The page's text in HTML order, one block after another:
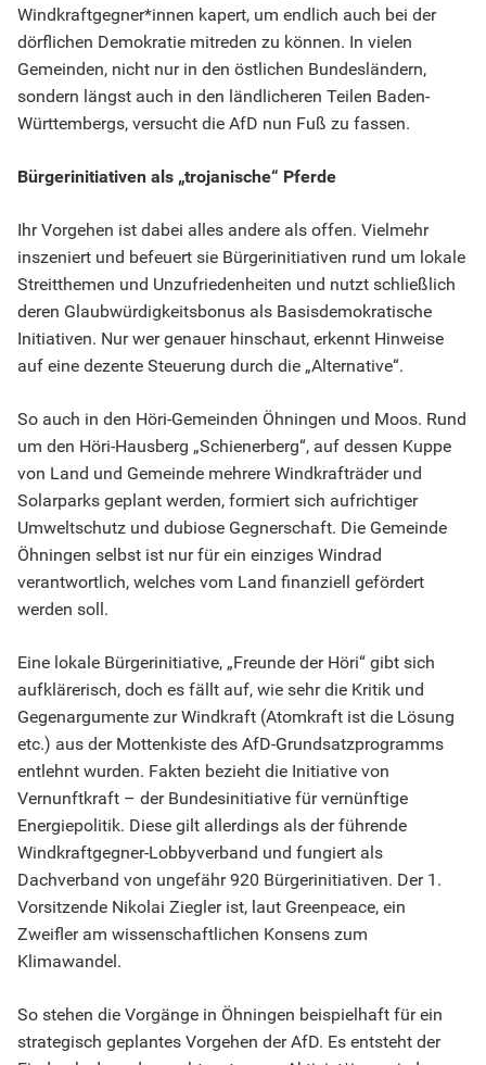
Windkraftgegner*innen kapert, um endlich auch bei der
dörflichen Demokratie mitreden zu können. In vielen
Gemeinden, nicht nur in den östlichen Bundesländern,
sondern längst auch in den ländlicheren Teilen Baden-
Württembergs, versucht die AfD nun Fuß zu fassen.
Bürgerinitiativen als „trojanische“ Pferde
Ihr Vorgehen ist dabei alles andere als offen. Vielmehr
inszeniert und befeuert sie Bürgerinitiativen rund um lokale
Streitthemen und Unzufriedenheiten und nutzt schließlich
deren Glaubwürdigkeitsbonus als Basisdemokratische
Initiativen. Nur wer genauer hinschaut, erkennt Hinweise
auf eine dezente Steuerung durch die „Alternative“.
So auch in den Höri-Gemeinden Öhningen und Moos. Rund
um den Höri-Hausberg „Schienerberg“, auf dessen Kuppe
von Land und Gemeinde mehrere Windkrafträder und
Solarparks geplant werden, formiert sich aufrichtiger
Umweltschutz und dubiose Gegnerschaft. Die Gemeinde
Öhningen selbst ist nur für ein einziges Windrad
verantwortlich, welches vom Land finanziell gefördert
werden soll.
Eine lokale Bürgerinitiative, „Freunde der Höri“ gibt sich
aufklärerisch, doch es fällt auf, wie sehr die Kritik und
Gegenargumente zur Windkraft (Atomkraft ist die Lösung
etc.) aus der Mottenkiste des AfD-Grundsatzprogramms
entlehnt wurden. Fakten bezieht die Initiative von
Vernunftkraft – der Bundesinitiative für vernünftige
Energiepolitik. Diese gilt allerdings als der führende
Windkraftgegner-Lobbyverband und fungiert als
Dachverband von ungefähr 920 Bürgerinitiativen. Der 1.
Vorsitzende Nikolai Ziegler ist, laut Greenpeace, ein
Zweifler am wissenschaftlichen Konsens zum
Klimawandel.
So stehen die Vorgänge in Öhningen beispielhaft für ein
strategisch geplantes Vorgehen der AfD. Es entsteht der